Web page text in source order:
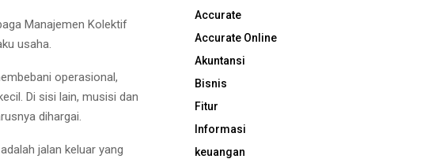
Manajemen Kolektif
usaha.
operasional,
Di sisi lain, musisi dan
dihargai.
jalan keluar yang
Accurate
Accurate Online
Akuntansi
Bisnis
Fitur
Informasi
keuangan